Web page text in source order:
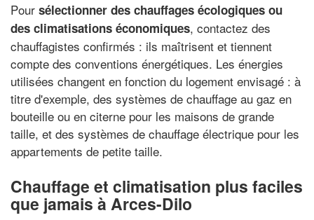
Pour sélectionner des chauffages écologiques ou
des climatisations économiques, contactez des
chauffagistes confirmés : ils maîtrisent et tiennent
compte des conventions énergétiques. Les énergies
utilisées changent en fonction du logement envisagé : à
titre d'exemple, des systèmes de chauffage au gaz en
bouteille ou en citerne pour les maisons de grande
taille, et des systèmes de chauffage électrique pour les
appartements de petite taille.
Chauffage et climatisation plus faciles
que jamais à Arces-Dilo